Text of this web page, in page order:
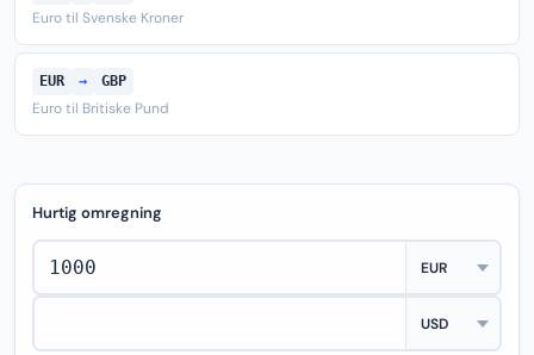
Euro til Svenske Kroner
EUR → GBP
Euro til Britiske Pund
Hurtig omregning